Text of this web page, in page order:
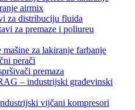
airmix
za distribuciju fluida
za premaze i poliureu
za lakiranje farbanje
perači
premaza
– industrijski građevinski
vijčani kompresori